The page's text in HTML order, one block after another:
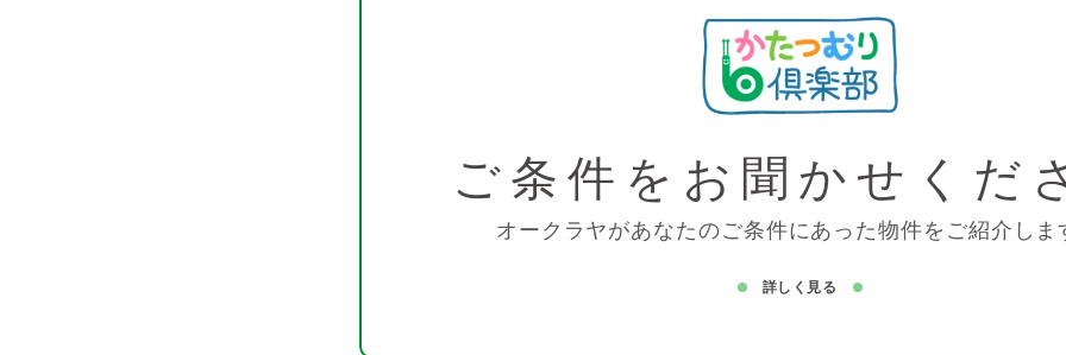
ご条件を お聞かせくだ
オークラヤがあなたのご条件にあった物件をご紹介しま
詳しく見る